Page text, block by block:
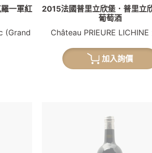
一軍紅
(Grand
2015法國普里立欣堡．普里立
葡萄酒
Château PRIEURE LICHINE
加入詢價